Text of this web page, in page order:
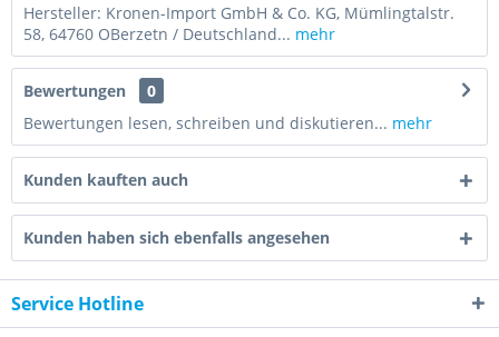
Hersteller: Kronen-Import GmbH & Co. KG, Mümlingtalstr.
58, 64760 OBerzetn / Deutschland... mehr
Bewertungen
0
Bewertungen lesen, schreiben und diskutieren... mehr
Kunden kauften auch
Kunden haben sich ebenfalls angesehen
Service Hotline